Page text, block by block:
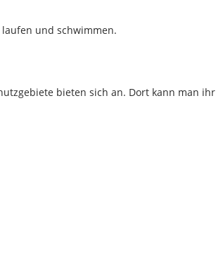
und schwimmen.
bieten sich an. Dort kann man ihr